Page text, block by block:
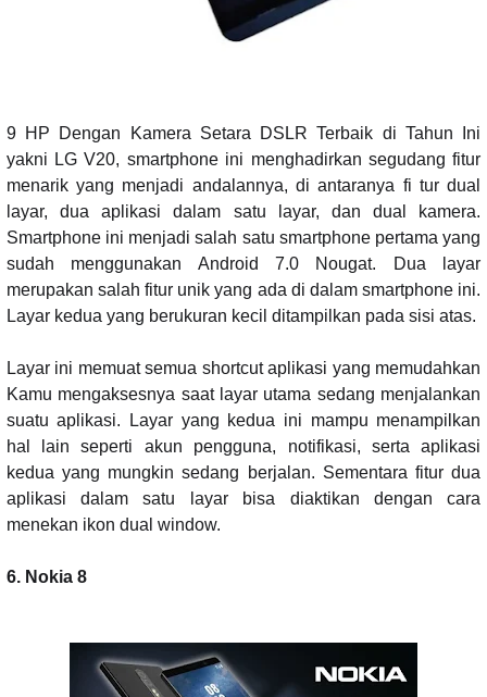
9 HP Dengan Kamera Setara DSLR Terbaik di Tahun Ini
yakni LG V20, smartphone ini menghadirkan segudang fitur
menarik yang menjadi andalannya, di antaranya fi tur dual
layar, dua aplikasi dalam satu layar, dan dual kamera.
Smartphone ini menjadi salah satu smartphone pertama yang
sudah menggunakan Android 7.0 Nougat. Dua layar
merupakan salah fitur unik yang ada di dalam smartphone ini.
Layar kedua yang berukuran kecil ditampilkan pada sisi atas.
Layar ini memuat semua shortcut aplikasi yang memudahkan
Kamu mengaksesnya saat layar utama sedang menjalankan
suatu aplikasi. Layar yang kedua ini mampu menampilkan
hal lain seperti akun pengguna, notifikasi, serta aplikasi
kedua yang mungkin sedang berjalan. Sementara fitur dua
aplikasi dalam satu layar bisa diaktikan dengan cara
menekan ikon dual window.
6. Nokia 8